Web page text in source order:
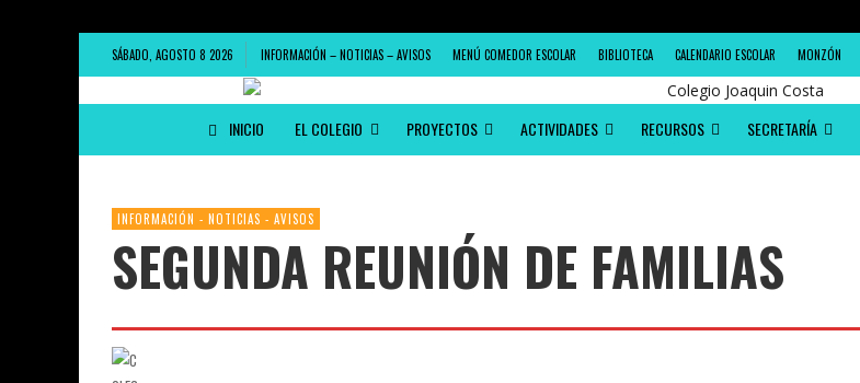
SÁBADO, AGOSTO 8 2026 INFORMACIÓN – NOTICIAS – AVISOS MENÚ COMEDOR ESCOLAR BIBLIOTECA CALENDARIO ESCOLAR MONZÓN
INICIO EL COLEGIO PROYECTOS ACTIVIDADES RECURSOS SECRETARÍA
INFORMACIÓN - NOTICIAS - AVISOS
SEGUNDA REUNIÓN DE FAMILIAS